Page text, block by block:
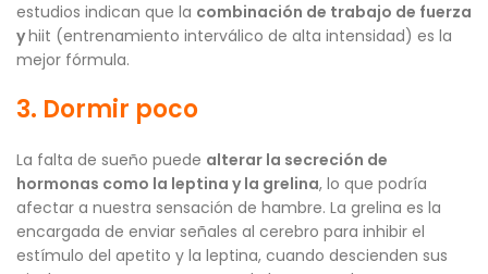
estudios indican que la combinación de trabajo de fuerza
yhiit (entrenamiento interválico de alta intensidad) es la
mejor fórmula.
3. Dormir poco
La falta de sueño puede alterar la secreción de
hormonas como la leptina y la grelina, lo que podría
afectar a nuestra sensación de hambre. La grelina es la
encargada de enviar señales al cerebro para inhibir el
estímulo del apetito y la leptina, cuando descienden sus